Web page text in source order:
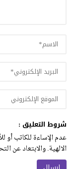
شروط التعليق :
عدم الإساءة للكاتب أو
الالهية. والابتعاد عن